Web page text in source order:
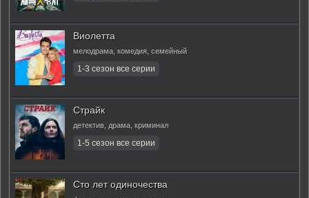
Виолетта
мелодрама, комедия, семейный
Страйк
детектив, драма, криминал
Сто лет одиночества